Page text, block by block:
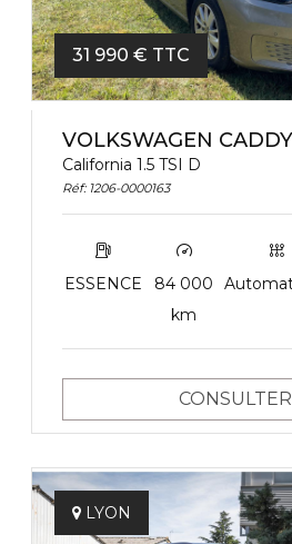
31 990 € TTC
VOLKSWAGEN CADDY
California 1.5 TSI D
Réf: 1206-0000163
ESSENCE
84 000
km
CONSULTER
LYON